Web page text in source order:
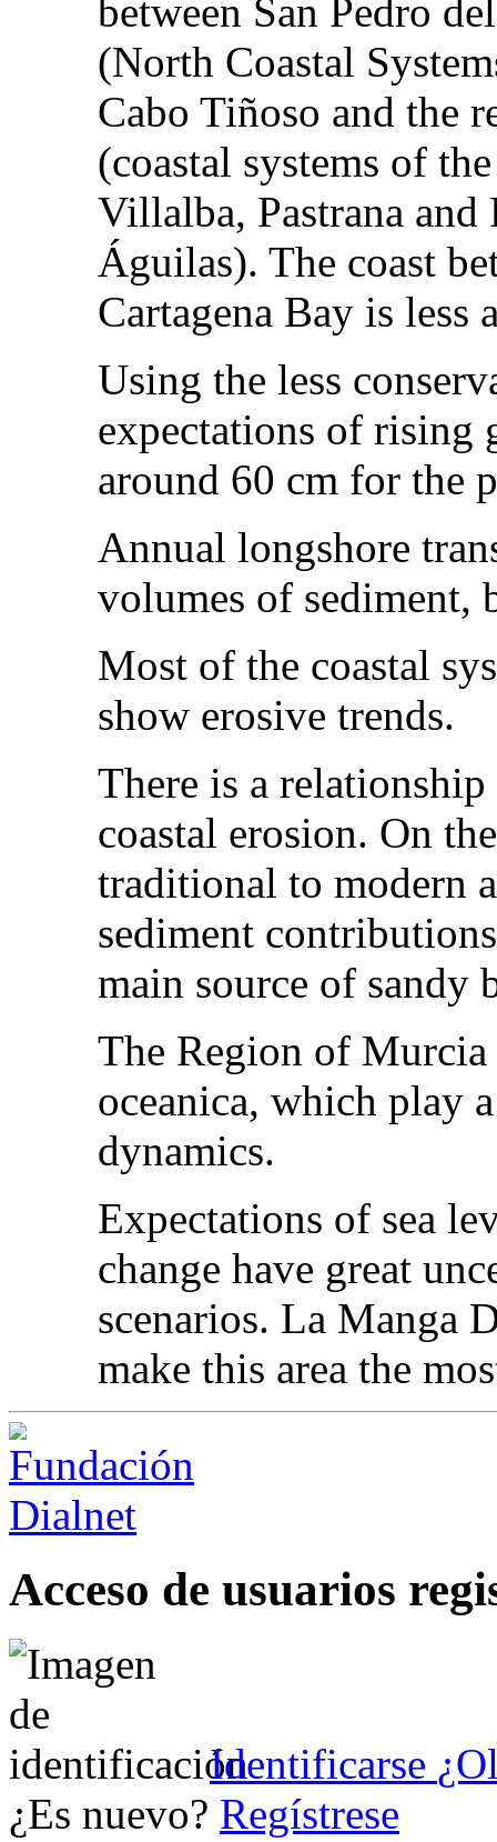
between San Pedro
(North Coastal
Cabo Tiñoso and the
(coastal systems of
Villalba, Pastrana and
Águilas). The coast
Cartagena Bay is less
Using the less
expectations of rising
around 60 cm for the
Annual longshore
volumes of sediment,
Most of the coastal
show erosive trends.
There is a relationship
coastal erosion. On
traditional to modern
sediment
main source of sandy
The Region of Murcia
oceanica, which play
dynamics.
Expectations of sea
change have great
scenarios. La Manga
make this area the
Acceso de usuarios
Identificarse
¿Es nuevo? Regístrese